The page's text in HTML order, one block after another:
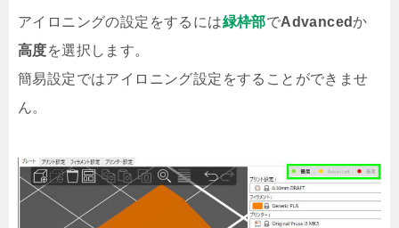
アイロニングの設定をするには緑枠部でAdvancedか
高度を選択します。
簡易設定ではアイロニング設定をすることができませ
ん。